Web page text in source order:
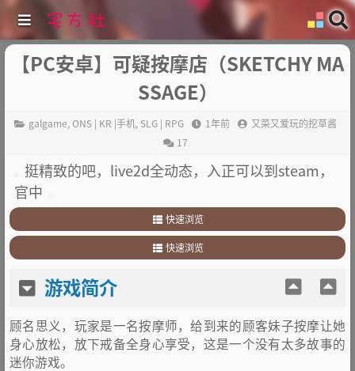
【PC安卓】可疑按摩店（SKETCHY MA
SSAGE）
galgame,ONS | KR |手机, SLG | RPG 1年前
又菜又爱玩的挖草酱
17
挺精致的吧，live2d全动态，入正可以到steam，
官中
快速浏览
1.游戏简介
2.其他
快速浏览
2.其他游戏简介
顾名思义，玩家是一名按摩师，给到来的顾客妹子按摩让她
身心放松，放下戒备全身心享受，这是一个没有太多故事的
迷你游戏。